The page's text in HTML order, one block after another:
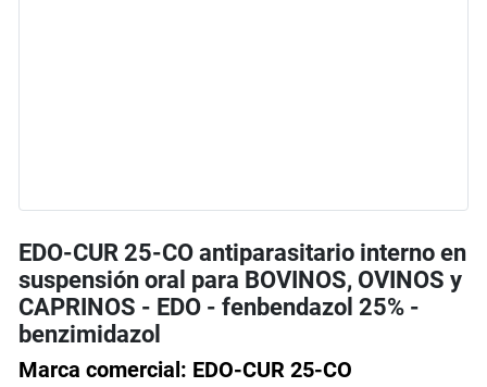
EDO-CUR 25-CO antiparasitario interno en
suspensión oral para BOVINOS, OVINOS y
CAPRINOS - EDO - fenbendazol 25% -
benzimidazol
Marca comercial: EDO-CUR 25-CO